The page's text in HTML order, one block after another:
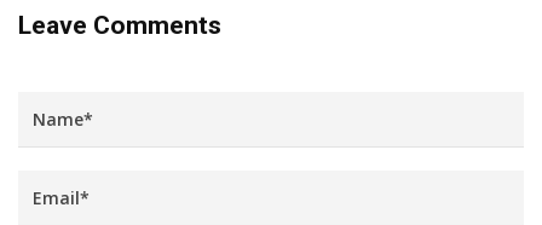
Leave Comments